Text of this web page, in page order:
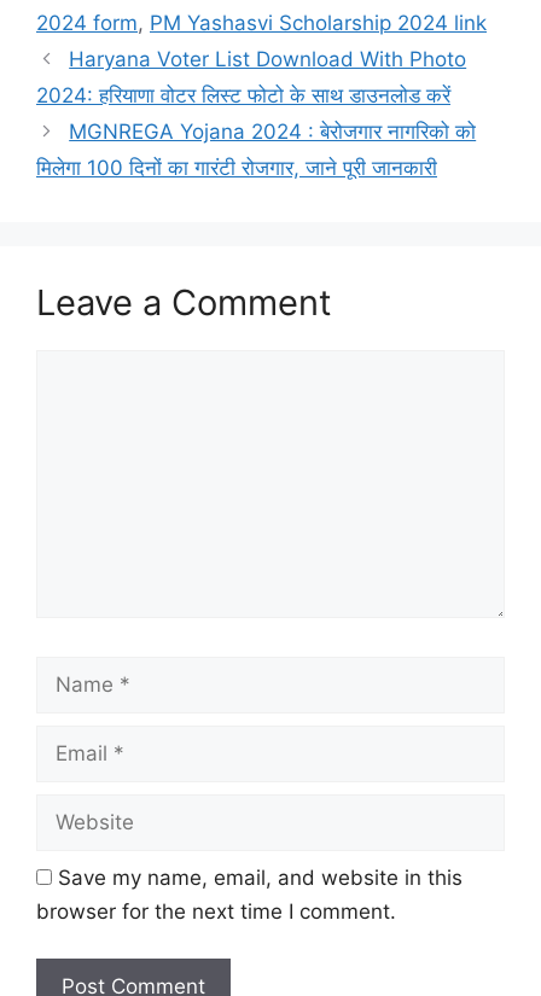
2024 form, PM Yashasvi Scholarship 2024 link
Haryana Voter List Download With Photo
2024: हरियाणा वोटर लिस्ट फोटो के साथ डाउनलोड करें
MGNREGA Yojana 2024 : बेरोजगार नागरिको को
मिलेगा 100 दिनों का गारंटी रोजगार, जाने पूरी जानकारी
Leave a Comment
Name
Email
Website
Save my name, email, and website in this
browser for the next time I comment.